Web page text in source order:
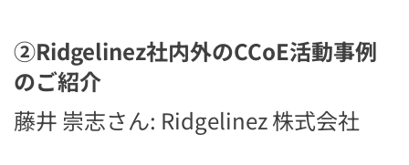
②Ridgelinez社内外のCCoE活動事例
のご紹介
藤井 崇志さん: Ridgelinez 株式会社